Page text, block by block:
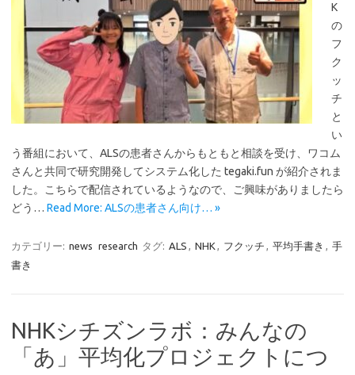
K
の
フ
ク
ッ
チ
と
い
う番組において、ALSの患者さんからもともと相談を受け、ワコム
さんと共同で研究開発してシステム化した tegaki.fun が紹介されま
した。こちらで配信されているようなので、ご興味がありましたら
どう… Read More: ALSの患者さん向け… »
カテゴリー: news research タグ: ALS , NHK , フクッチ , 平均手書き , 手
書き
NHKシチズンラボ：みんなの
「あ」平均化プロジェクトにつ